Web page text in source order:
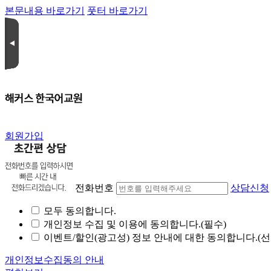
본문내용 바로가기 풋터 바로가기
회원가입
전화번호 상담신청
모두 동의합니다.
개인정보 수집 및 이용에 동의합니다.(필수)
이벤트/할인(광고성) 정보 안내에 대한 동의합니다.(
개인정보수집동의 안내